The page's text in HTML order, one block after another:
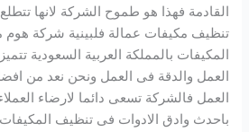
القادمة فهذا هو طموح الشركة لانها
تنظيف مكيفات عمالة فلبينية شركة هوم
المكيفات بالمملكة العربية السعودية
العمل والدقة فى العمل ونحن نعد من
العمل فالشركة تسعى دائما لارضاء
باحدث وادق الادوات فى تنظيف